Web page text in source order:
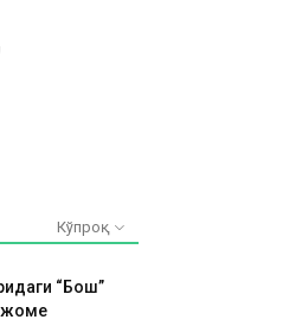
Кўпроқ
“Бош”
жоме